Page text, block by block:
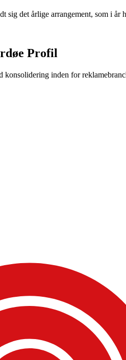
sig det årlige arrangement, som i
Profil
konsolidering inden for